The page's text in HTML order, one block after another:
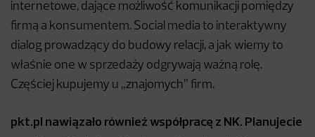
internetowe, dające możliwość komunikacji pomiędzy
firmą a konsumentem. Social media to interaktywny
dialog prowadzący do budowy relacji, a jak wiemy to
właśnie one w sprzedaży odgrywają ważną rolę.
Częściej kupujemy u „znajomych” firm.
pkt.pl nawiązało również współpracę z NK. Planujecie